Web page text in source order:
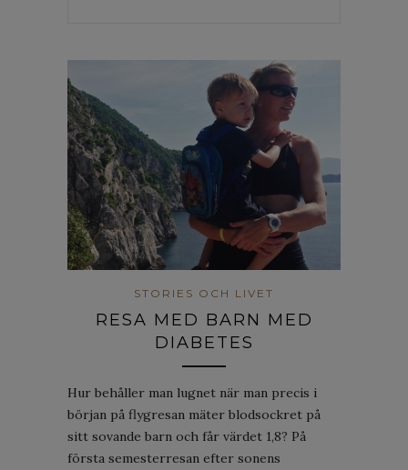
STORIES OCH LIVET
RESA MED BARN MED
DIABETES
Hur behåller man lugnet när man precis i
början på flygresan mäter blodsockret på
sitt sovande barn och får värdet 1,8? På
första semesterresan efter sonens